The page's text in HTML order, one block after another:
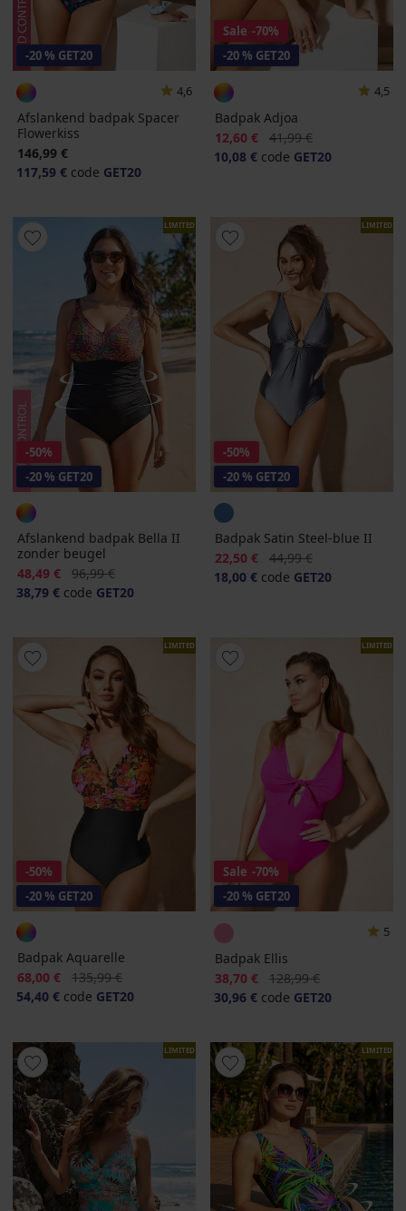
-20 % GET20
4,6
Afslankend badpak Spacer
Flowerkiss
146,99 €
117,59 € code GET20
Sale -70%
-20 % GET20
4,5
Badpak Adjoa
Korting
12,60 € Oorspronkelijke prijs
41,99 €
10,08 € code GET20
LIMITED
-50%
-20 % GET20
Afslankend badpak Bella II
zonder beugel
Korting
48,49 € Oorspronkelijke prijs
96,99 €
38,79 € code GET20
LIMITED
-50%
-20 % GET20
Badpak Satin Steel-blue II
Korting
22,50 € Oorspronkelijke prijs
44,99 €
18,00 € code GET20
LIMITED
-50%
-20 % GET20
Badpak Aquarelle
Korting
68,00 € Oorspronkelijke prijs
135,99 €
54,40 € code GET20
LIMITED
Sale -70%
-20 % GET20
5
Badpak Ellis
Korting
38,70 € Oorspronkelijke prijs
128,99 €
30,96 € code GET20
LIMITED LIMITED